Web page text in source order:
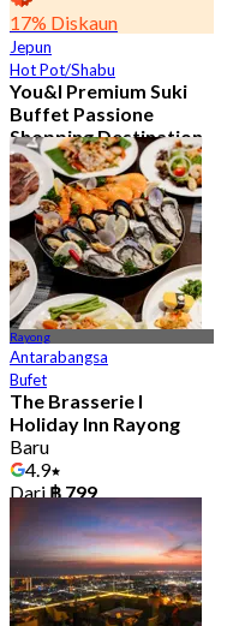
17% Diskaun
Jepun
Hot Pot/Shabu
You&I Premium Suki
Buffet Passione
Shopping Destination
(Rayong)
4.7
464 ditempah
Dari฿ 498
Rayong
Antarabangsa
Bufet
The Brasserie l
Holiday Inn Rayong
Baru
4.9
Dari฿ 799